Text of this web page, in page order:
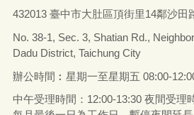
432013 臺中市大肚區頂街里14鄰沙田
No. 38-1, Sec. 3, Shatian Rd.,
Dadu District, Taichung City
辦公時間︰星期一至星期五 08:00-
中午受理時間：12:00-13:30 夜間受理